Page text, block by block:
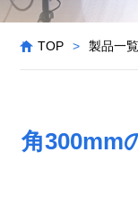
TOP > 製品一覧
角300mm